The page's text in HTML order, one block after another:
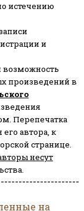
истечению
и
возможность
произведений в
Перепечатка
автора, к
странице.
несут
на